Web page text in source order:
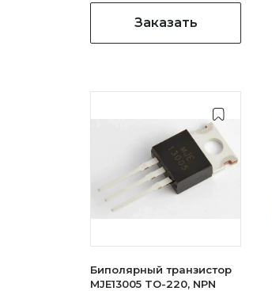
Заказать
Биполярный транзистор
MJE13005 TO-220, NPN